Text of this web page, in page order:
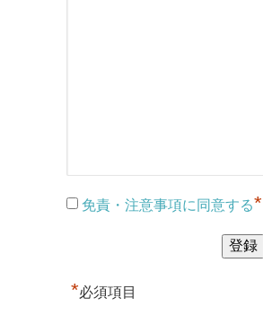
免責・注意事項に同意する*
*必須項目